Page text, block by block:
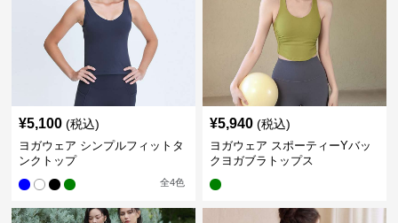
¥5,100 (税込)
ヨガウェア シンプルフィットタ
ンクトップ
全4色
¥5,940 (税込)
ヨガウェア スポーティーYバッ
クヨガブラトップス